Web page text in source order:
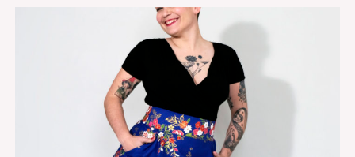
variations.
options
peuvent
choisies
sur
la
page
du
produit